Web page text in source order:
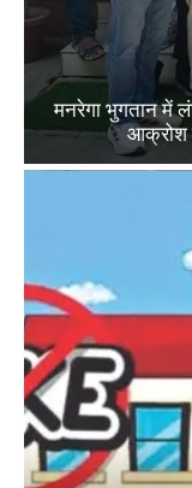
मनरेगा भुगतान में
आक्रोश